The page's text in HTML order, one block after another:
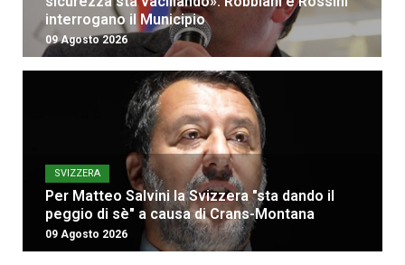
interrogano il Municipio
09 Agosto 2026
SVIZZERA
Per Matteo Salvini la Svizzera "sta dando il
peggio di sè" a causa di Crans-Montana
09 Agosto 2026